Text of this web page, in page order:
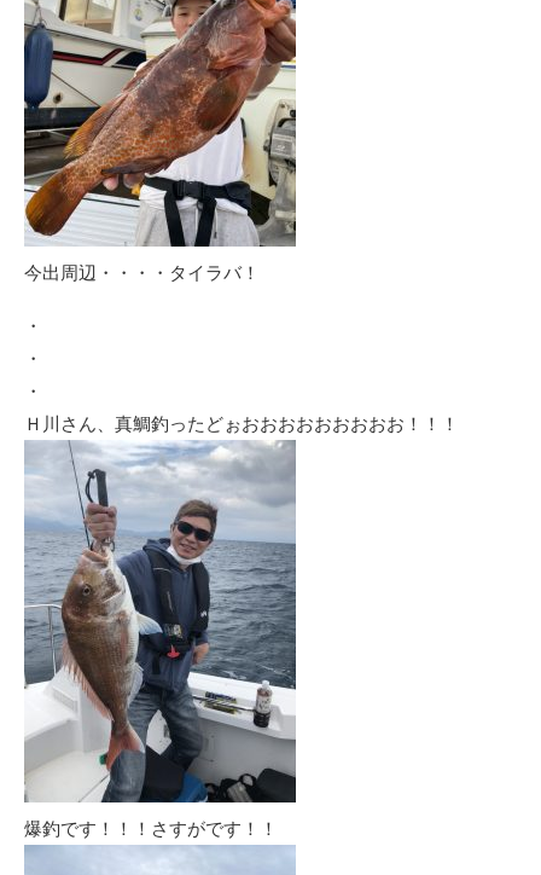
今出周辺・・・・タイラバ！
・
・
・
Ｈ川さん、真鯛釣ったどぉおおおおおおおおお！！！
爆釣です！！！さすがです！！